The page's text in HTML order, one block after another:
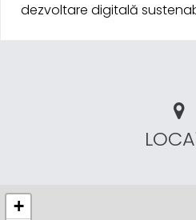
dezvoltare digitală
+